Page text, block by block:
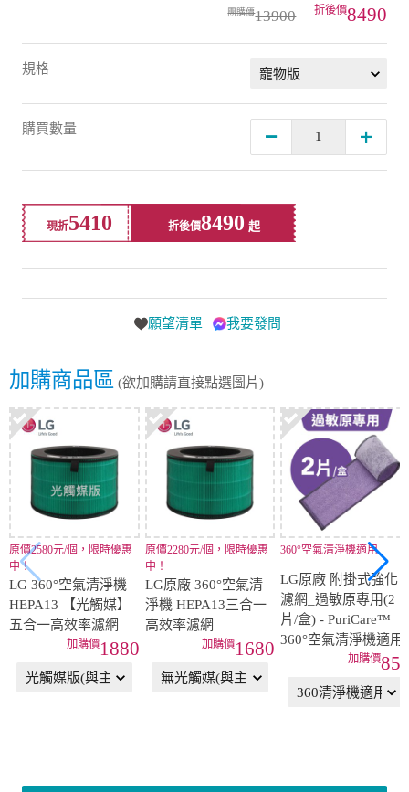
13900 8490
規格
購買數量
現折5410 折後價8490
願望清單 我要發問
加購商品區 (欲加購請直接點選圖片)
原價2580元/個，限時優惠
中！
LG 360°空氣清淨機
HEPA13 【光觸媒】
五合一高效率濾網
1880
原價2280元/個，限時優惠
中！
LG原廠 360°空氣清
淨機 HEPA13三合一
高效率濾網
1680
360°空氣清淨機適用
LG原廠 附掛式強化
濾網_過敏原專用(2
片/盒) - PuriCare™
360°空氣清淨機適用